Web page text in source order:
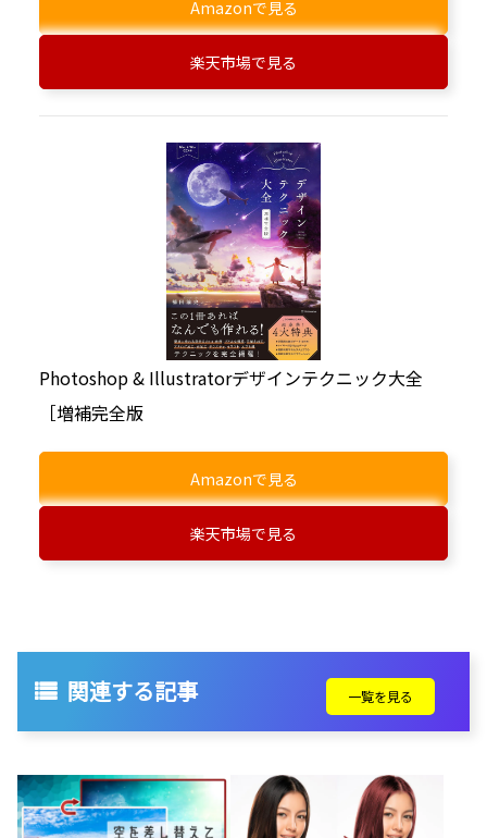
Amazonで見る
楽天市場で見る
Photoshop & Illustratorデザインテクニック大全
［増補完全版
Amazonで見る
楽天市場で見る
関連する記事 一覧を見る